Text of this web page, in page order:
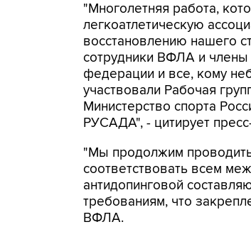
"Многолетняя работа,
легкоатлетическую
восстановлению нашего
сотрудники ВФЛА и
федерации и все, кому
участвовали Рабочая
Министерство спорта
РУСАДА", - цитирует
"Мы продолжим
соответствовать всем
антидопинговой
требованиям, что
ВФЛА.